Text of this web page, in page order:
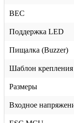
BEC
Поддержка LED
Пищалка (Buzzer)
Шаблон крепления
Размеры
Входное